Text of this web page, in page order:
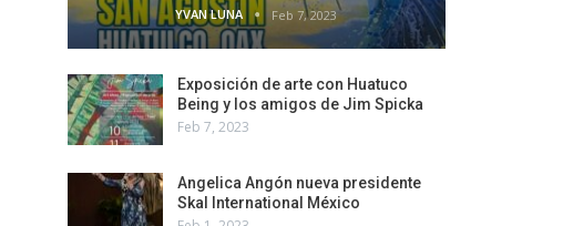
YVAN LUNA Feb 7, 2023
Exposición de arte con Huatuco
Being y los amigos de Jim Spicka
Feb 7, 2023
Angelica Angón nueva presidente
Skal International México